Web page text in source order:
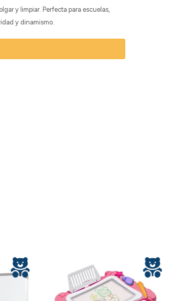
y limpiar. Perfecta para escuelas,
y dinamismo.